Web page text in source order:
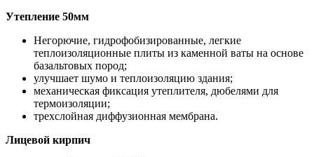
Утепление 50мм
Негорючие, гидрофобизированные, легкие
теплоизоляционные плиты из каменной ваты на основе
базальтовых пород;
улучшает шумо и теплоизоляцию здания;
механическая фиксация утеплителя, дюбелями для
термоизоляции;
трехслойная диффузионная мембрана.
Лицевой кирпич